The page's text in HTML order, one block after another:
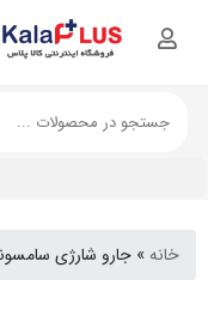
جارو شارژی سامسونگ